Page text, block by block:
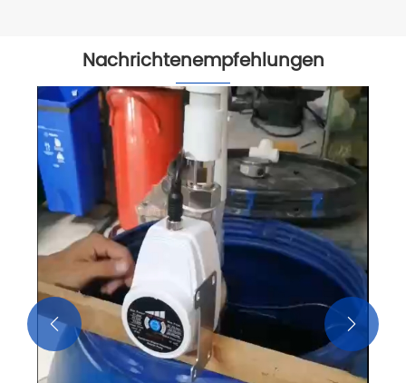
Nachrichtenempfehlungen
 